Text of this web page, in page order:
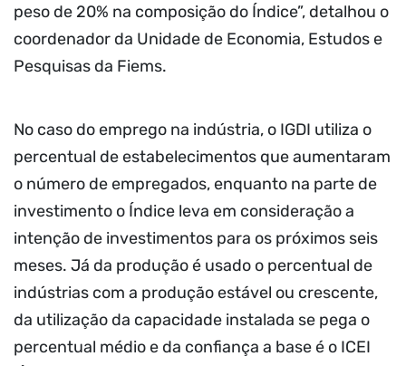
peso de 20% na composição do Índice”, detalhou o
coordenador da Unidade de Economia, Estudos e
Pesquisas da Fiems.
No caso do emprego na indústria, o IGDI utiliza o
percentual de estabelecimentos que aumentaram
o número de empregados, enquanto na parte de
investimento o Índice leva em consideração a
intenção de investimentos para os próximos seis
meses. Já da produção é usado o percentual de
indústrias com a produção estável ou crescente,
da utilização da capacidade instalada se pega o
percentual médio e da confiança a base é o ICEI